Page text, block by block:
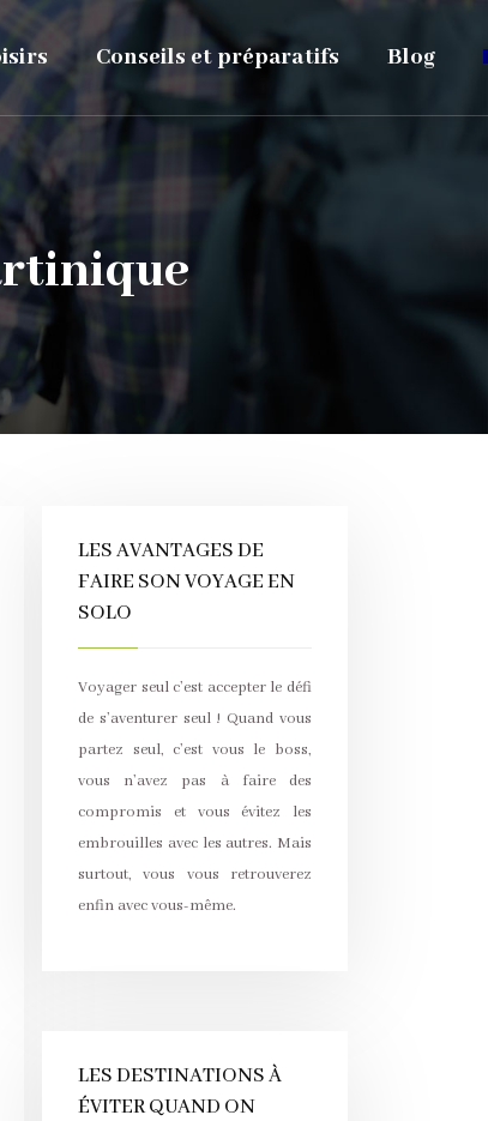
Conseils et préparatifs Blog
LES AVANTAGES DE
FAIRE SON VOYAGE EN
SOLO
Voyager seul c’est accepter le défi
de s’aventurer seul ! Quand vous
partez seul, c’est vous le boss,
vous n’avez pas à faire des
compromis et vous évitez les
embrouilles avec les autres. Mais
surtout, vous vous retrouverez
enfin avec vous-même.
LES DESTINATIONS À
ÉVITER QUAND ON